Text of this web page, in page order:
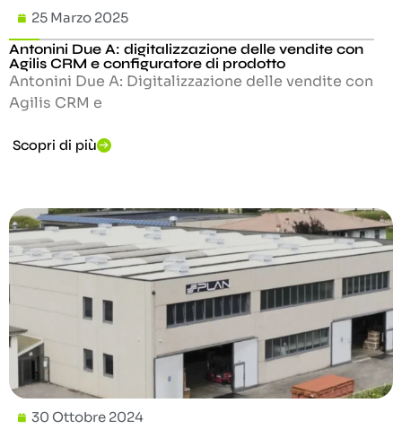
25 Marzo 2025
Antonini Due A: digitalizzazione delle vendite con
Agilis CRM e configuratore di prodotto
Antonini Due A: Digitalizzazione delle vendite con
Agilis CRM e
Scopri di più
30 Ottobre 2024